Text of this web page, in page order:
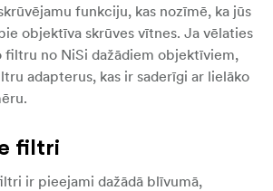
funkciju, kas nozīmē, ka jūs
objektīva skrūves vītnes. Ja vēlaties
no NiSi dažādiem objektīviem,
adapterus, kas ir saderīgi ar lielāko
filtri
ir pieejami dažādā blīvumā,